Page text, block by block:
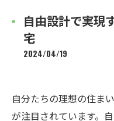
自由設計で実現
宅
2024/04/19
自分たちの理想の住ま
が注目されています。